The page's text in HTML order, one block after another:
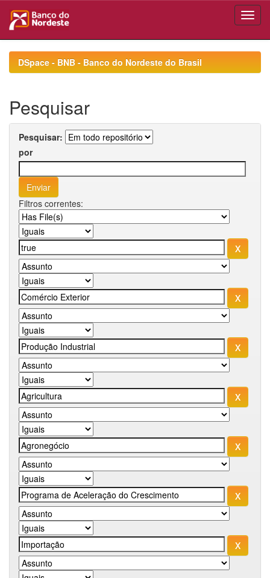
navigationDSpace - BNB - Banco do Nordeste do Brasil
Pesquisar
Pesquisar:
por
Filtros correntes: